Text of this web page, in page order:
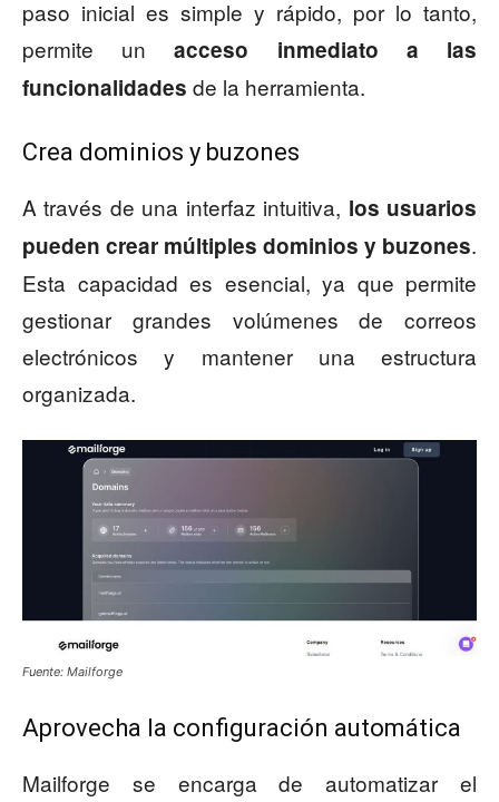
paso inicial es simple y rápido, por lo tanto,
permite unacceso inmediato a las
funcionalidades de la herramienta.
Crea dominios y buzones
A través de una interfaz intuitiva, los usuarios
pueden crear múltiples dominios y buzones.
Esta capacidad es esencial, ya que permite
gestionar grandes volúmenes de correos
electrónicos y mantener una estructura
organizada.
Fuente: Mailforge
Aprovecha la configuración automática
Mailforge se encarga de automatizar el